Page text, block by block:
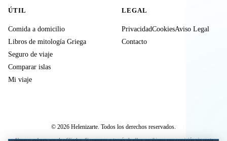
ÚTIL
Comida a domicilio
Libros de mitología Griega
Seguro de viaje
Comparar islas
Mi viaje
LEGAL
PrivacidadCookiesAviso Legal
Contacto
© 2026 Helenizarte. Todos los derechos reservados.
Algunos enlaces son de afiliados. Si compras a través de ellos, recibimos una comisión sin coste